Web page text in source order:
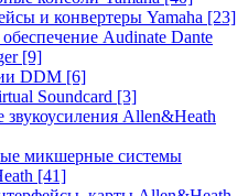
и конвертеры Yamaha [23]
Audinate Dante
[9]
DDM [6]
Soundcard [3]
звукоусиления Allen&Heath
микшерные системы
[41]